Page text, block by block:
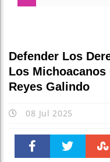
Defender Los
Los Michoacanos
Reyes Galindo
08 Jul 2025